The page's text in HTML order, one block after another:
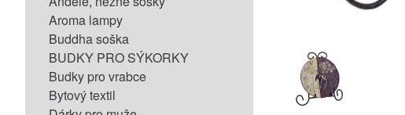
Aroma lampy
Buddha soška
BUDKY PRO SÝKORKY
Budky pro vrabce
Bytový textil